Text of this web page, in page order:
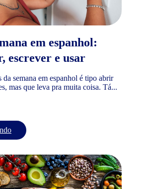
em espanhol:
escrever e usar
da semana em espanhol é tipo abrir
mas que leva pra muita coisa. Tá...